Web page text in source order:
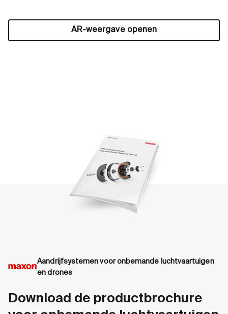
AR-weergave openen
Aandrijfsystemen voor onbemande luchtvaartuigen
en drones
Download de productbrochure